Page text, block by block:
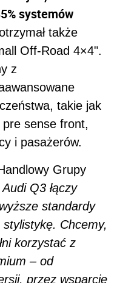
systemów
także
Off-Road 4×4".
z
takie jak
sense front,
i pasażerów.
Grupy
Q3 łączy
standardy
Chcemy,
korzystać z
– od
przez wsparcie